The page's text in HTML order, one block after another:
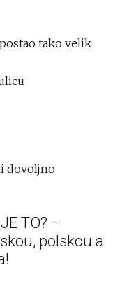
tako velik
dovoljno
TO? –
polskou a